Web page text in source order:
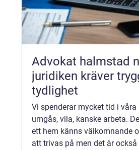
Advokat halmstad när
juridiken kräver
tydlighet
Vi spenderar mycket tid i
umgås, vila, kanske arbeta.
ett hem känns välkomnande
att trivas på men det är